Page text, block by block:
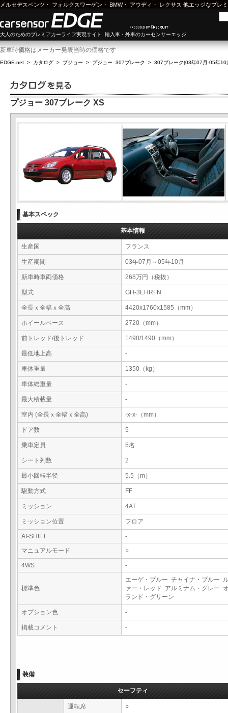
メルセデスベンツ ・ フォルクスワーゲン ・ BMW・ アウディ ・ レクサス 他エッジなプレ
大人のためのプレミアカーライフ実現サイト 輸入車・外車のカーセンサーエッジ
新車時価格はメーカー発表当時の価格です
EDGE.net > カタログ > プジョー > プジョー 307ブレーク > 307ブレーク(03年07月-05年10
プジョー 307ブレーク XS
基本スペック
基本情報
生産国 フランス
生産期間 03年07月～05年10月
新車時車両価格 268万円（税抜）
型式 GH-3EHRFN
全長ｘ全幅ｘ全高 4420x1760x1585（mm）
ホイールベース 2720（mm）
前トレッド/後トレッド 1490/1490（mm）
最低地上高 -
車体重量 1350（kg）
車体総重量 -
最大積載量 -
室内 (全長ｘ全幅ｘ全高) -x-x-（mm）
ドア数 5
乗車定員 5名
シート列数 2
最小回転半径 5.5（m）
駆動方式 FF
ミッション 4AT
ミッション位置 フロア
AI-SHIFT
-
マニュアルモード
○
4WS -
標準色
エーゲ・ブルー チャイナ・ブルー
ァー・レッド アルミナム・グレー
ランド・グリーン
オプション色 -
掲載コメント -
装備
セーフティ
運転席 ○